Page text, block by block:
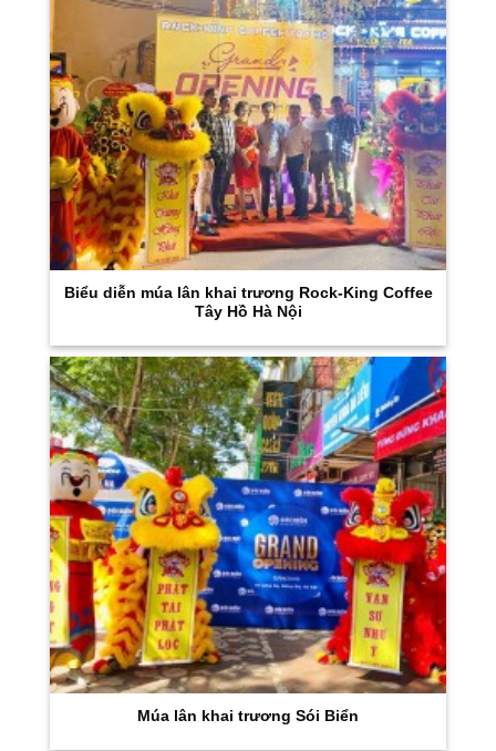
Biểu diễn múa lân khai trương Rock-King Coffee
Tây Hồ Hà Nội
Múa lân khai trương Sói Biển